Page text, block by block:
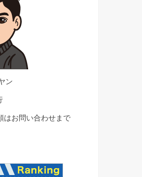
ン
はお問い合わせまで